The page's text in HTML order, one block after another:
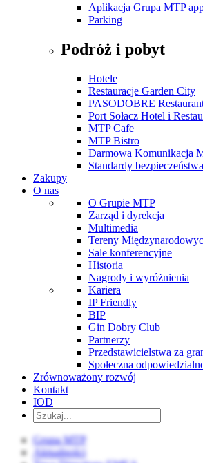
Aplikacja Grupa MTP
Parking
Podróż i pobyt
Hotele
Restauracje Garden City
PASODOBRE
Port Sołacz Hotel i
MTP Cafe
MTP Bistro
Darmowa Komunikacja
Standardy bezpieczeństwa
Zakupy
O nas
O Grupie MTP
Zarząd i dyrekcja
Multimedia
Tereny
Sale konferencyjne
Historia
Nagrody i wyróżnienia
Kariera
IP Friendly
BIP
Gin Dobry Club
Partnerzy
Przedstawicielstwa za
Społeczna
Zrównoważony rozwój
Kontakt
IOD
Grupa MTP
Aktualności